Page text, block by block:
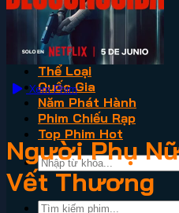
VN2
Phim Lẻ
Phim Bộ
Thể Loại
Quốc Gia
Năm Phát Hành
Phim Chiếu Rạp
Top Phim Hot
Xem Phim
Người Phụ
Vết Thương